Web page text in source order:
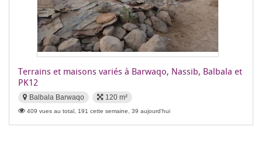
Terrains et maisons variés à Barwaqo, Nassib, Balbala et
PK12
Balbala Barwaqo 120 m²
409 vues au total, 191 cette semaine, 39 aujourd'hui